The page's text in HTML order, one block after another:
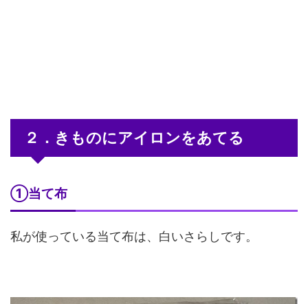
２．きものにアイロンをあてる
①当て布
私が使っている当て布は、白いさらしです。